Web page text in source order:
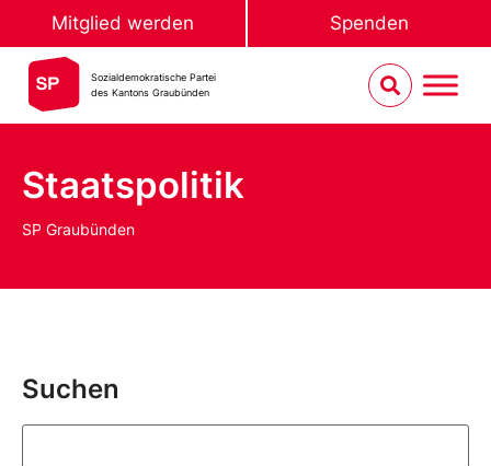
Mitglied werden Spenden
Sozialdemokratische Partei
des Kantons Graubünden
Staatspolitik
SP Graubünden
Suchen